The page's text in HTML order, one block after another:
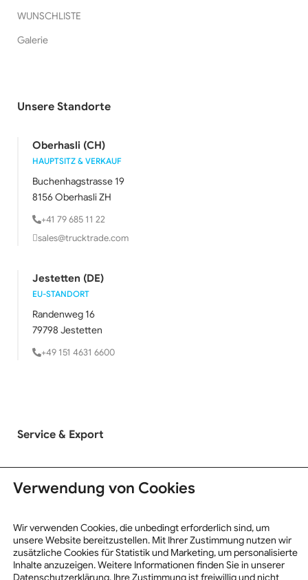
WUNSCHLISTE
Galerie
Unsere Standorte
Oberhasli (CH)
HAUPTSITZ & VERKAUF
Buchenhagstrasse 19
8156 Oberhasli ZH
+41 79 685 11 22
sales@trucktrade.com
Jestetten (DE)
EU-STANDORT
Randenweg 16
79798 Jestetten
+49 151 4631 6600
Service & Export
LKW Verkauf
Exportinformationen
Verwendung von Cookies
Wir verwenden Cookies, die unbedingt erforderlich sind, um
unsere Website bereitzustellen. Mit Ihrer Zustimmung nutzen wir
zusätzliche Cookies für Statistik und Marketing, um personalisierte
Inhalte anzuzeigen. Weitere Informationen finden Sie in unserer
Datenschutzerklärung. Ihre Zustimmung ist freiwillig und nicht